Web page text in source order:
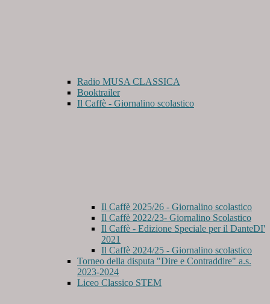
Radio MUSA CLASSICA
Booktrailer
Il Caffè - Giornalino scolastico
Il Caffè 2025/26 - Giornalino scolastico
Il Caffè 2022/23- Giornalino Scolastico
Il Caffè - Edizione Speciale per il DanteDI'
2021
Il Caffè 2024/25 - Giornalino scolastico
Torneo della disputa "Dire e Contraddire" a.s.
2023-2024
Liceo Classico STEM